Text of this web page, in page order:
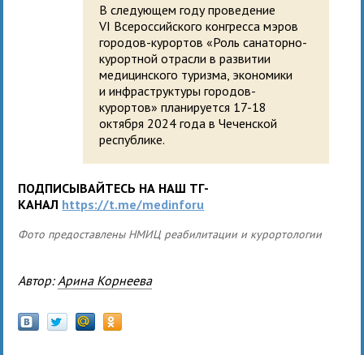
В следующем году проведение
VI Всероссийского конгресса мэров
городов-курортов «Роль санаторно-
курортной отрасли в развитии
медицинского туризма, экономики
и инфраструктуры городов-
курортов» планируется 17-18
октября 2024 года в Чеченской
республике.
ПОДПИСЫВАЙТЕСЬ НА НАШ ТГ-
КАНАЛ https://t.me/medinforu
Фото предоставлены НМИЦ реабилитации и курортологии
Автор: Арина Корнеева